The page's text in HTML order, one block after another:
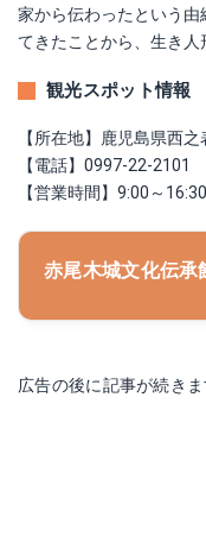
家から伝わったという
てきたことから、生き人
観光スポット情報
【所在地】鹿児島県西
【電話】0997-22-2101
【営業時間】9:00～16:30
赤尾木城文化伝
広告の後に記事が続きま